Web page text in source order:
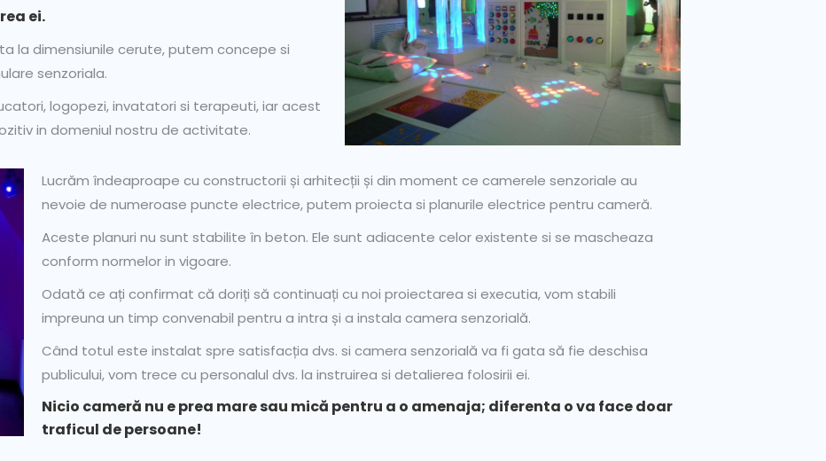
ei.
la dimensiunile cerute, putem concepe si
senzoriala.
logopezi, invatatori si terapeuti, iar acest
in domeniul nostru de activitate.
Lucrăm îndeaproape cu constructorii și arhitecții și din moment ce camerele senzoriale au
nevoie de numeroase puncte electrice, putem proiecta si planurile electrice pentru cameră.
Aceste planuri nu sunt stabilite în beton. Ele sunt adiacente celor existente si se mascheaza
conform normelor in vigoare.
Odată ce ați confirmat că doriți să continuați cu noi proiectarea si executia, vom stabili
impreuna un timp convenabil pentru a intra și a instala camera senzorială.
Când totul este instalat spre satisfacția dvs. si camera senzorială va fi gata să fie deschisa
publicului, vom trece cu personalul dvs. la instruirea si detalierea folosirii ei.
Nicio cameră nu e prea mare sau mică pentru a o amenaja; diferenta o va face doar
traficul de persoane!